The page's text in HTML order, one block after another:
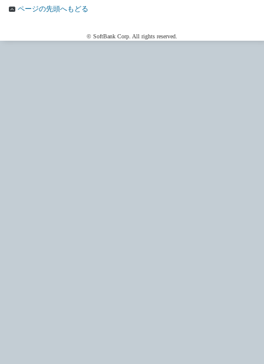
ページの先頭へもどる
© SoftBank Corp. All rights reserved.